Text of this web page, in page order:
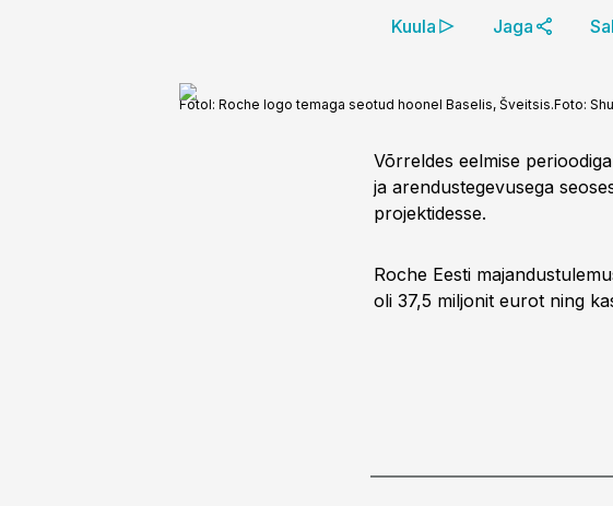
Kuula Jaga
Fotol: Roche logo temaga seotud hoonel Baselis, Šveitsis.Foto:
Võrreldes eelmise
ja arendustegevusega
projektidesse.
Roche Eesti
oli 37,5 miljonit eurot ning